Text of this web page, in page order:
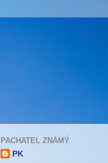
PACHATEL ZNÁMÝ
PK